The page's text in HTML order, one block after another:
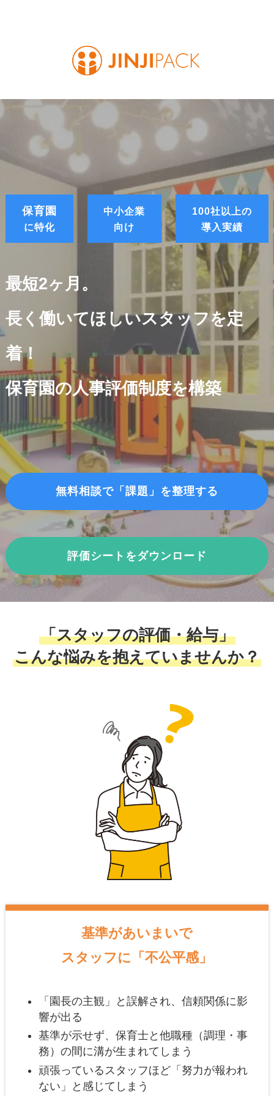
保育園
に特化
中小企業
向け
100社以上の
導入実績
最短2ヶ月。
長く働いてほしいスタッフを定
着！
保育園の人事評価制度を構築
無料相談で「課題」を整理する
評価シートをダウンロード
「スタッフの評価・給与」
こんな悩みを抱えていませんか？
基準があいまいで
スタッフに「不公平感」
「園長の主観」と誤解され、信頼関係に影
響が出る
基準が示せず、保育士と他職種（調理・事
務）の間に溝が生まれてしまう
頑張っているスタッフほど「努力が報われ
ない」と感じてしまう